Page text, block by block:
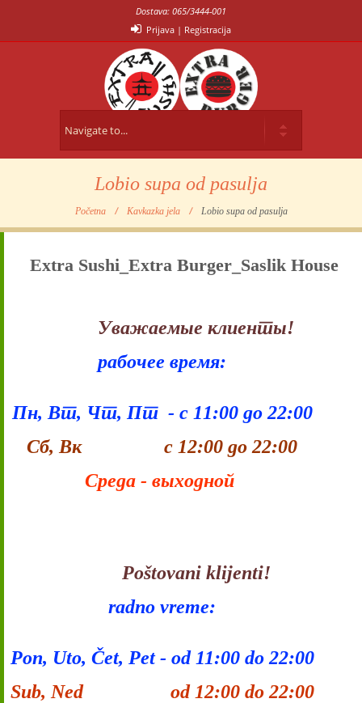
Dostava: 065/3444-001
Prijava | Registracija
Lobio supa od pasulja
Početna Kavkazka jela Lobio supa od pasulja
Extra Sushi_Extra Burger_Saslik House
Уважаемые клиенты!
рабочее время:
Пн, Вт, Чт, Пт - с 11:00 до 22:00
Сб, Вк с 12:00 до 22:00
Среда - выходной
Poštovani klijenti!
radno vreme:
Pon, Uto, Čet, Pet - od 11:00 do 22:00
Sub, Ned od 12:00 do 22:00